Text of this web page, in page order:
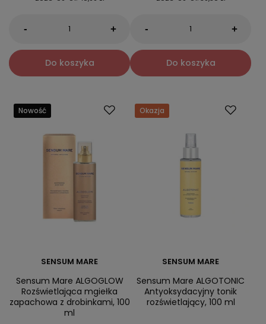
- +
Do koszyka
- +
Do koszyka
Nowość
SENSUM MARE
Sensum Mare ALGOGLOW
Rozświetlająca mgiełka
zapachowa z drobinkami, 100
ml
Okazja
SENSUM MARE
Sensum Mare ALGOTONIC
Antyoksydacyjny tonik
rozświetlający, 100 ml